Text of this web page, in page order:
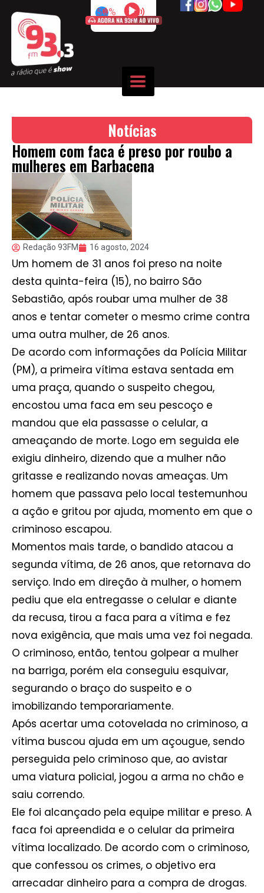
50%
Notícias
Homem com faca é preso por roubo a
mulheres em Barbacena
Redação 93FM 16 agosto, 2024
Um homem de 31 anos foi preso na noite
desta quinta-feira (15), no bairro São
Sebastião, após roubar uma mulher de 38
anos e tentar cometer o mesmo crime contra
uma outra mulher, de 26 anos.
De acordo com informações da Polícia Militar
(PM), a primeira vítima estava sentada em
uma praça, quando o suspeito chegou,
encostou uma faca em seu pescoço e
mandou que ela passasse o celular, a
ameaçando de morte. Logo em seguida ele
exigiu dinheiro, dizendo que a mulher não
gritasse e realizando novas ameaças. Um
homem que passava pelo local testemunhou
a ação e gritou por ajuda, momento em que o
criminoso escapou.
Momentos mais tarde, o bandido atacou a
segunda vítima, de 26 anos, que retornava do
serviço. Indo em direção à mulher, o homem
pediu que ela entregasse o celular e diante
da recusa, tirou a faca para a vítima e fez
nova exigência, que mais uma vez foi negada.
O criminoso, então, tentou golpear a mulher
na barriga, porém ela conseguiu esquivar,
segurando o braço do suspeito e o
imobilizando temporariamente.
Após acertar uma cotovelada no criminoso, a
vítima buscou ajuda em um açougue, sendo
perseguida pelo criminoso que, ao avistar
uma viatura policial, jogou a arma no chão e
saiu correndo.
Ele foi alcançado pela equipe militar e preso. A
faca foi apreendida e o celular da primeira
vítima localizado. De acordo com o criminoso,
que confessou os crimes, o objetivo era
arrecadar dinheiro para a compra de drogas.